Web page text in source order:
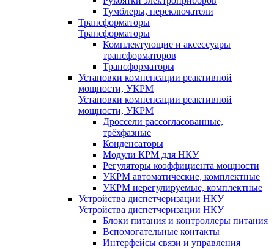
Тумблеры, переключатели
Трансформаторы
Трансформаторы
Комплектующие и аксессуары
трансформаторов
Трансформаторы
Установки компенсации реактивной
мощности, УКРМ
Установки компенсации реактивной
мощности, УКРМ
Дроссели рассогласованные,
трёхфазные
Конденсаторы
Модули КРМ для НКУ
Регуляторы коэффициента мощности
УКРМ автоматические, комплектные
УКРМ нерегулируемые, комплектные
Устройства диспетчеризации НКУ
Устройства диспетчеризации НКУ
Блоки питания и контроллеры питания
Вспомогательные контакты
Интерфейсы связи и управления